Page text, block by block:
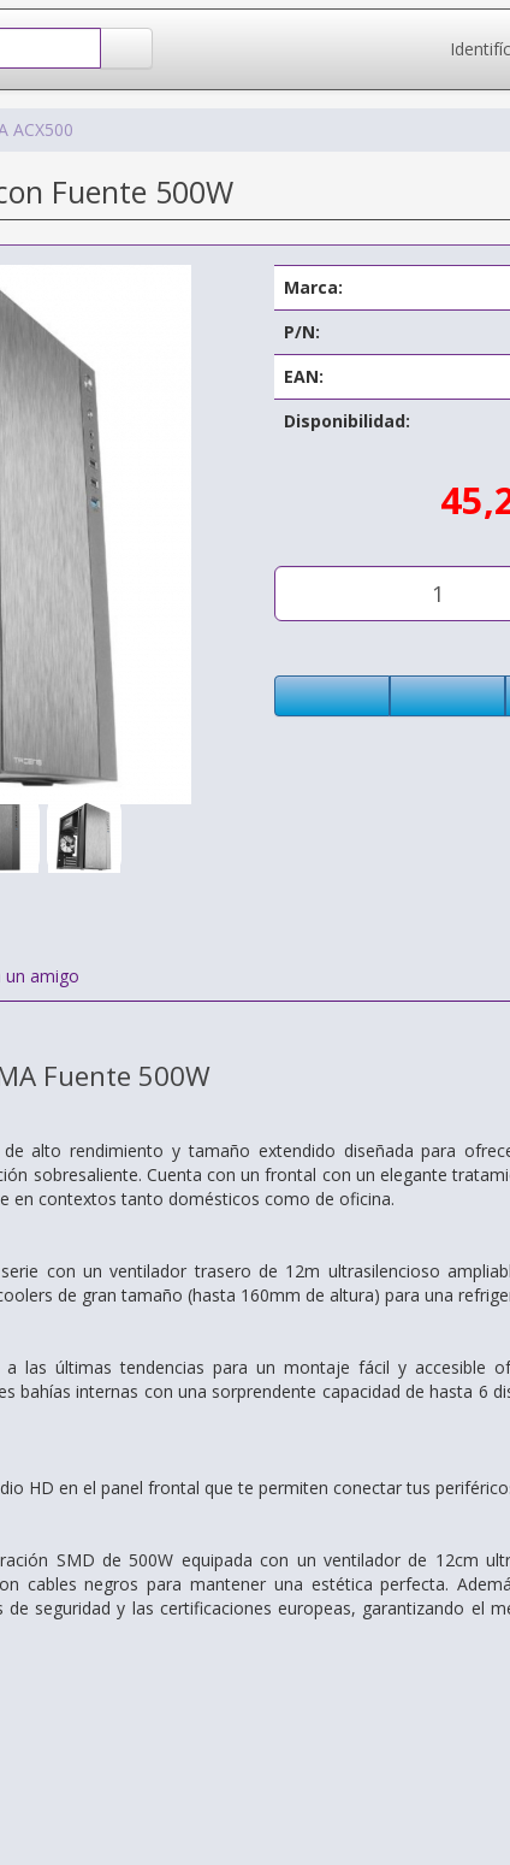
ACX500
Fuente 500W
Marca:
P/N:
EAN:
Disponibilidad:
un amigo
Fuente 500W
alto rendimiento y tamaño extendido diseñada para
sobresaliente. Cuenta con un frontal con un elegante
en contextos tanto domésticos como de oficina.
con un ventilador trasero de 12m ultrasilencioso
de gran tamaño (hasta 160mm de altura) para una
las últimas tendencias para un montaje fácil y accesible
bahías internas con una sorprendente capacidad de hasta 6
HD en el panel frontal que te permiten conectar tus
SMD de 500W equipada con un ventilador de 12cm
cables negros para mantener una estética perfecta.
seguridad y las certificaciones europeas, garantizando el